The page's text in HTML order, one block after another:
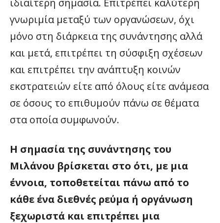
γνωριμία μεταξύ των οργανώσεων, όχι
μόνο στη διάρκεια της συνάντησης αλλά
και μετά, επιτρέπει τη σύσφιξη σχέσεων
και επιτρέπει την ανάπτυξη κοινών
εκστρατειών είτε από όλους είτε ανάμεσα
σε όσους το επιθυμούν πάνω σε θέματα
στα οποία συμφωνούν.
Η σημασία της συνάντησης του
Μιλάνου βρίσκεται στο ότι, με μια
έννοια, τοποθετείται πάνω από το
κάθε ένα διεθνές ρεύμα ή οργάνωση
ξεχωριστά και επιτρέπει μια